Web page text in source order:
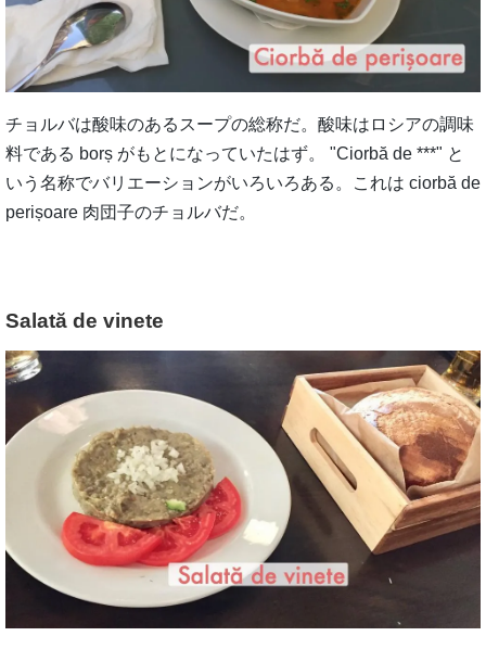
チョルバは酸味のあるスープの総称だ。酸味はロシアの調味
料である borș がもとになっていたはず。 "Ciorbă de ***" と
いう名称でバリエーションがいろいろある。これは ciorbă de
perișoare 肉団子のチョルバだ。
Salată de vinete